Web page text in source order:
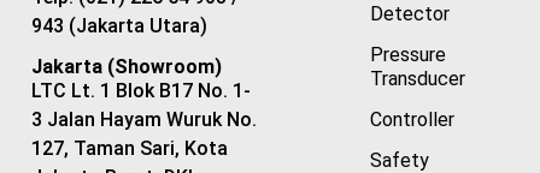
943 (Jakarta Utara)
Jakarta (Showroom)
LTC Lt. 1 Blok B17 No. 1-
3 Jalan Hayam Wuruk No.
127, Taman Sari, Kota
Detector
Pressure
Transducer
Controller
Safety